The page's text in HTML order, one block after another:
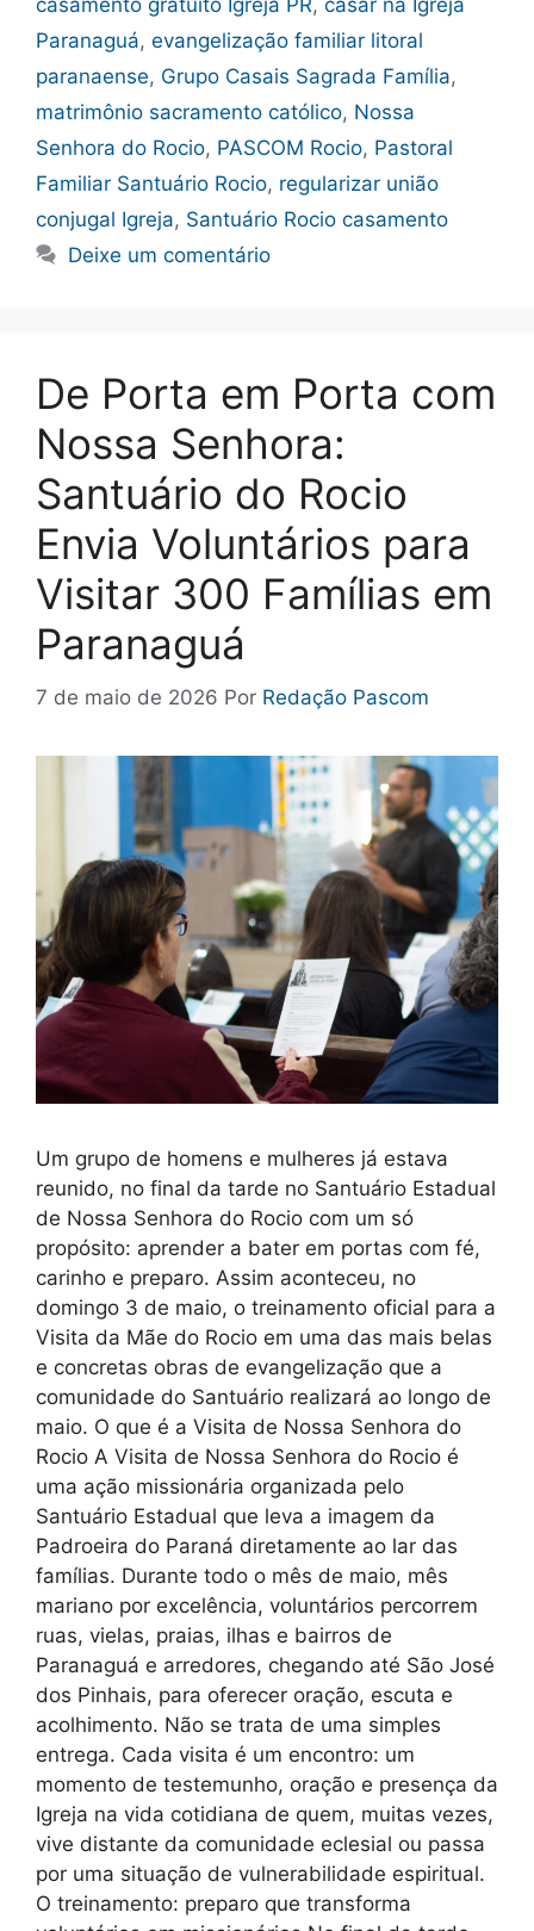
casamento gratuito Igreja PR, casar na Igreja
Paranaguá, evangelização familiar litoral
paranaense, Grupo Casais Sagrada Família,
matrimônio sacramento católico, Nossa
Senhora do Rocio, PASCOM Rocio, Pastoral
Familiar Santuário Rocio, regularizar união
conjugal Igreja, Santuário Rocio casamento
Deixe um comentário
De Porta em Porta com
Nossa Senhora:
Santuário do Rocio
Envia Voluntários para
Visitar 300 Famílias em
Paranaguá
7 de maio de 2026 Por Redação Pascom
Um grupo de homens e mulheres já estava
reunido, no final da tarde no Santuário Estadual
de Nossa Senhora do Rocio com um só
propósito: aprender a bater em portas com fé,
carinho e preparo. Assim aconteceu, no
domingo 3 de maio, o treinamento oficial para a
Visita da Mãe do Rocio em uma das mais belas
e concretas obras de evangelização que a
comunidade do Santuário realizará ao longo de
maio. O que é a Visita de Nossa Senhora do
Rocio A Visita de Nossa Senhora do Rocio é
uma ação missionária organizada pelo
Santuário Estadual que leva a imagem da
Padroeira do Paraná diretamente ao lar das
famílias. Durante todo o mês de maio, mês
mariano por excelência, voluntários percorrem
ruas, vielas, praias, ilhas e bairros de
Paranaguá e arredores, chegando até São José
dos Pinhais, para oferecer oração, escuta e
acolhimento. Não se trata de uma simples
entrega. Cada visita é um encontro: um
momento de testemunho, oração e presença da
Igreja na vida cotidiana de quem, muitas vezes,
vive distante da comunidade eclesial ou passa
por uma situação de vulnerabilidade espiritual.
O treinamento: preparo que transforma